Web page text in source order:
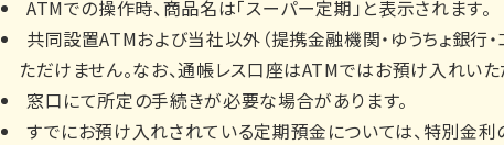
ATMでの操作時、商品名は「スーパー定期」と表示されます。
共同設置ATMおよび当社以外（提携金融機関・ゆうちょ銀行
ただけません。なお、通帳レス口座はATMではお預け入れいた
窓口にて所定の手続きが必要な場合があります。
すでにお預け入れされている定期預金については、特別金利